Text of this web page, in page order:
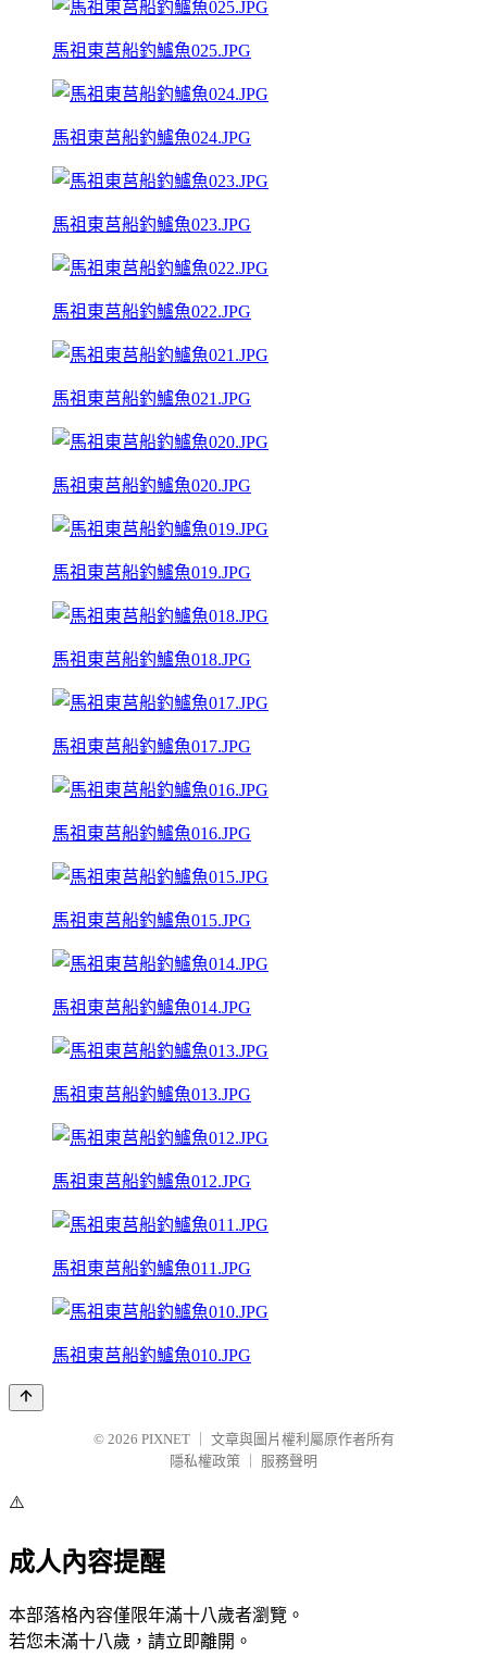
馬祖東莒船釣鱸魚025.JPG
馬祖東莒船釣鱸魚024.JPG
馬祖東莒船釣鱸魚023.JPG
馬祖東莒船釣鱸魚022.JPG
馬祖東莒船釣鱸魚021.JPG
馬祖東莒船釣鱸魚020.JPG
馬祖東莒船釣鱸魚019.JPG
馬祖東莒船釣鱸魚018.JPG
馬祖東莒船釣鱸魚017.JPG
馬祖東莒船釣鱸魚016.JPG
馬祖東莒船釣鱸魚015.JPG
馬祖東莒船釣鱸魚014.JPG
馬祖東莒船釣鱸魚013.JPG
馬祖東莒船釣鱸魚012.JPG
馬祖東莒船釣鱸魚011.JPG
馬祖東莒船釣鱸魚010.JPG
© 2026 PIXNET
文章與圖片權利屬原作者所有
隱私權政策
服務聲明
⚠️
成人內容提醒
本部落格內容僅限年滿十八歲者瀏覽。
若您未滿十八歲，請立即離開。